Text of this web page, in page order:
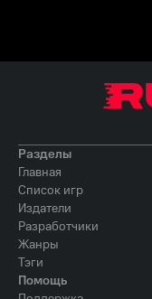
Разделы
Главная
Список игр
Издатели
Разработчики
Жанры
Тэги
Помощь